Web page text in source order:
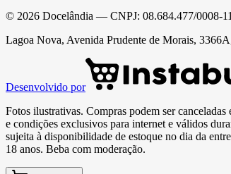
© 2026 Docelândia — CNPJ: 08.684.477/0008-11
Lagoa Nova, Avenida Prudente de Morais,
Desenvolvido por
Fotos ilustrativas. Compras podem ser
e condições exclusivos para internet e válidos
sujeita à disponibilidade de estoque no dia da
18 anos. Beba com moderação.